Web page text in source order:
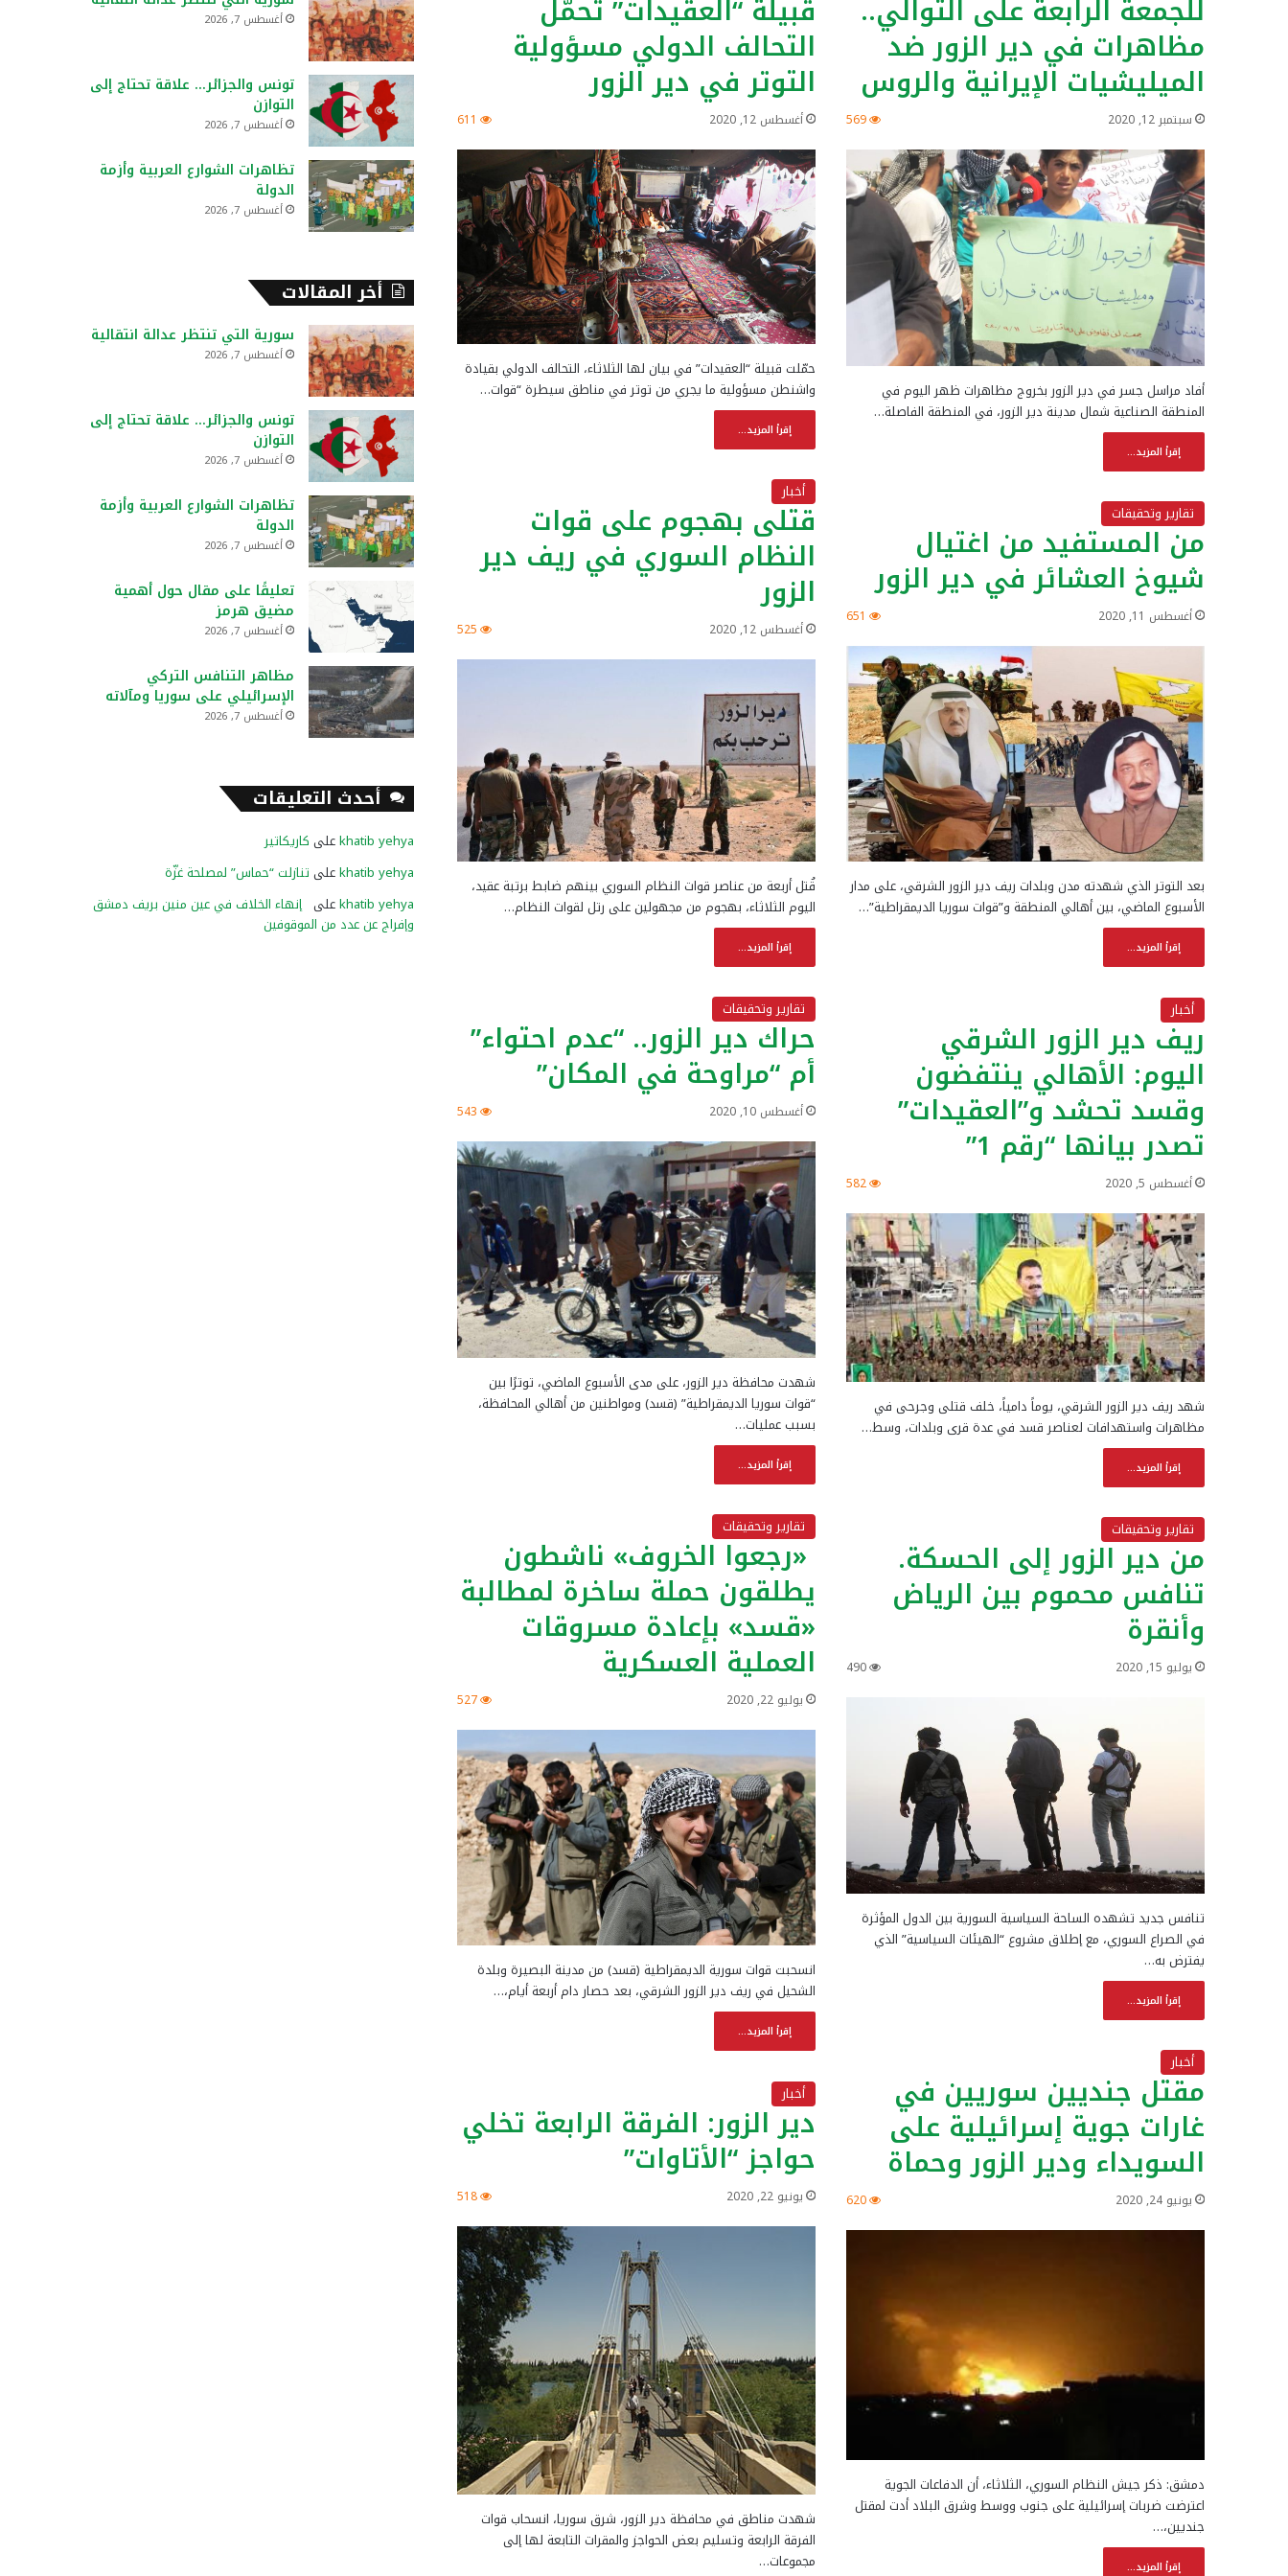
للجمعة الرابعة على التوالي..
مظاهرات في دير الزور ضد
الميليشيات الإيرانية والروس
سبتمبر 12, 2020 569
أفاد مراسل جسر في دير الزور بخروج مظاهرات ظهر اليوم في
المنطقة الصناعية شمال مدينة دير الزور، في المنطقة الفاصلة…
إقرأ المزيد...
قبيلة “العقيدات” تحمّل
التحالف الدولي مسؤولية
التوتر في دير الزور
أغسطس 12, 2020 611
حمّلت قبيلة “العقيدات” في بيان لها الثلاثاء، التحالف الدولي بقيادة
واشنطن مسؤولية ما يجري من توتر في مناطق سيطرة “قوات…
إقرأ المزيد...
أخبار
قتلى بهجوم على قوات
النظام السوري في ريف دير
الزور
أغسطس 12, 2020 525
قُتل أربعة من عناصر قوات النظام السوري بينهم ضابط برتبة عقيد،
اليوم الثلاثاء، بهجوم من مجهولين على رتل لقوات النظام…
إقرأ المزيد...
تقارير وتحقيقات
من المستفيد من اغتيال
شيوخ العشائر في دير الزور
أغسطس 11, 2020 651
بعد التوتر الذي شهدته مدن وبلدات ريف دير الزور الشرقي، على مدار
الأسبوع الماضي، بين أهالي المنطقة و”قوات سوريا الديمقراطية”…
إقرأ المزيد...
تقارير وتحقيقات
حراك دير الزور.. “عدم احتواء”
أم “مراوحة في المكان”
أغسطس 10, 2020 543
شهدت محافظة دير الزور، على مدى الأسبوع الماضي، توترًا بين
“قوات سوريا الديمقراطية” (قسد) ومواطنين من أهالي المحافظة،
بسبب عمليات…
إقرأ المزيد...
أخبار
ريف دير الزور الشرقي
اليوم: الأهالي ينتفضون
وقسد تحشد و”العقيدات”
تصدر بيانها “رقم 1”
أغسطس 5, 2020 582
شهد ريف دير الزور الشرقي، يوماً دامياً، خلف قتلى وجرحى في
مظاهرات واستهدافات لعناصر قسد في عدة قرى وبلدات، وسط…
إقرأ المزيد...
تقارير وتحقيقات
«رجعوا الخروف» ناشطون
يطلقون حملة ساخرة لمطالبة
«قسد» بإعادة مسروقات
العملية العسكرية
يوليو 22, 2020 527
انسحبت قوات سورية الديمقراطية (قسد) من مدينة البصيرة وبلدة
الشحيل في ريف دير الزور الشرقي، بعد حصار دام أربعة أيام،…
إقرأ المزيد...
تقارير وتحقيقات
من دير الزور إلى الحسكة.
تنافس محموم بين الرياض
وأنقرة
يوليو 15, 2020 490
تنافس جديد تشهده الساحة السياسية السورية بين الدول المؤثرة
في الصراع السوري، مع إطلاق مشروع “الهيئات السياسية” الذي
يفترض به…
إقرأ المزيد...
أخبار
مقتل جنديين سوريين في
غارات جوية إسرائيلية على
السويداء ودير الزور وحماة
يونيو 24, 2020 620
دمشق: ذكر جيش النظام السوري، الثلاثاء، أن الدفاعات الجوية
اعترضت ضربات إسرائيلية على جنوب ووسط وشرق البلاد أدت لمقتل
جنديين،…
إقرأ المزيد...
أخبار
دير الزور: الفرقة الرابعة تخلي
حواجز “الأتاوات”
يونيو 22, 2020 518
شهدت مناطق في محافظة دير الزور، شرق سوريا، انسحاب قوات
الفرقة الرابعة وتسليم بعض الحواجز والمقرات التابعة لها إلى
مجموعات…
:
أغسطس 7, 2026
تونس والجزائر… علاقة تحتاج إلى
التوازن
أغسطس 7, 2026
تظاهرات الشوارع العربية وأزمة
الدولة
أغسطس 7, 2026
أخر المقالات
سورية التي تنتظر عدالة انتقالية
أغسطس 7, 2026
تونس والجزائر… علاقة تحتاج إلى
التوازن
أغسطس 7, 2026
تظاهرات الشوارع العربية وأزمة
الدولة
أغسطس 7, 2026
تعليقًا على مقال حول أهمية
مضيق هرمز
أغسطس 7, 2026
مظاهر التنافس التركي
الإسرائيلي على سوريا ومآلاته
أغسطس 7, 2026
أحدث التعليقات
khatib yehyaعلى كاريكاتير
khatib yehyaعلى تنازلت “حماس” لمصلحة غزّة
khatib yehyaعلى إنهاء الخلاف في عين منين بريف دمشق
وإفراج عن عدد من الموقوفين